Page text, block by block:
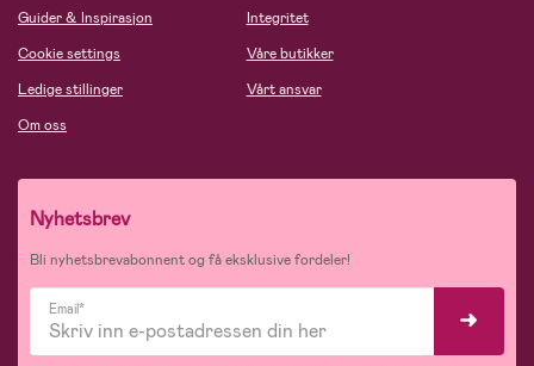
Guider & Inspirasjon
Cookie settings
Ledige stillinger
Om oss
Integritet
Våre butikker
Vårt ansvar
Nyhetsbrev
Bli nyhetsbrevabonnent og få eksklusive fordeler!
Email*